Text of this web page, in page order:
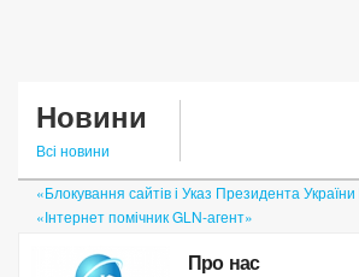
Новини
Всі новини
«Блокування сайтів і Указ Президента
«Інтернет помічник GLN-агент»
Про нас